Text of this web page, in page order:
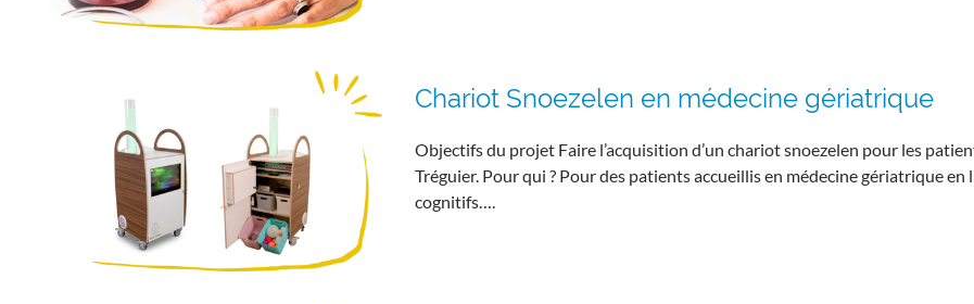
Chariot Snoezelen en médecine gériatrique
Objectifs du projet Faire l’acquisition d’un chariot snoezelen pour les
Tréguier. Pour qui ? Pour des patients accueillis en médecine gériatrique
cognitifs….